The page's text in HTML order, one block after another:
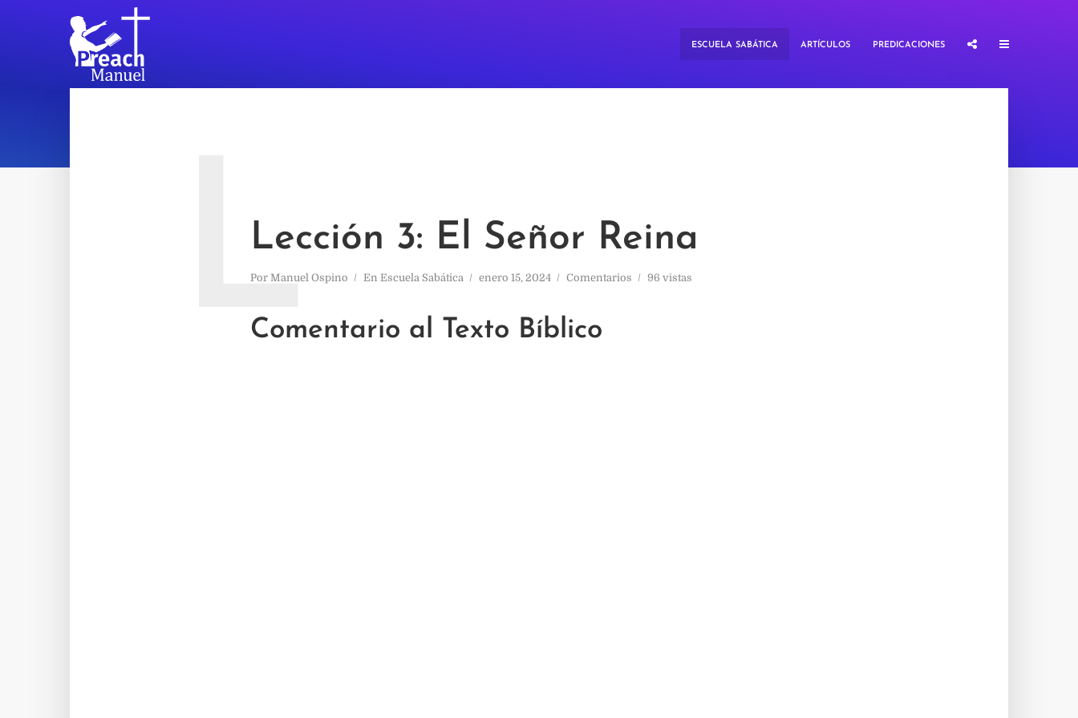
ESCUELA SABÁTICA ARTÍCULOS PREDICACIONES
Lección 3: El Señor Reina
Por Manuel Ospino En Escuela Sabática enero 15, 2024 Comentarios 96 vistas
L
Comentario al Texto Bíblico